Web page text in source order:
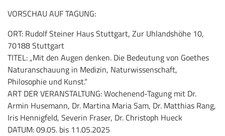
VORSCHAU AUF TAGUNG:
ORT: Rudolf Steiner Haus Stuttgart, Zur Uhlandshöhe 10,
70188 Stuttgart
TITEL: „Mit den Augen denken. Die Bedeutung von Goethes
Natur­anschauung in Medizin, Naturwissenschaft,
Philosophie und Kunst.“
ART DER VERANSTALTUNG: Wochenend-Tagung mit Dr.
Armin Husemann, Dr. Martina Maria Sam, Dr. Matthias Rang,
Iris Hen­nigfeld, Severin Fraser, Dr. Christoph Hueck
DATUM: 09.05. bis 11.05.2025